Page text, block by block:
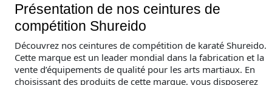
Présentation de nos ceintures de
compétition Shureido
Découvrez nos ceintures de compétition de karaté Shureido.
Cette marque est un leader mondial dans la fabrication et la
vente d’équipements de qualité pour les arts martiaux. En
choisissant des produits de cette marque, vous disposerez